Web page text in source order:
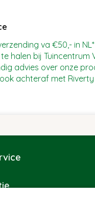
va €50,- in NL*
halen bij Tuincentrum
advies over onze
achteraf met Riverty